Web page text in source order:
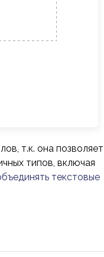
т.к. она позволяет
типов, включая
текстовые